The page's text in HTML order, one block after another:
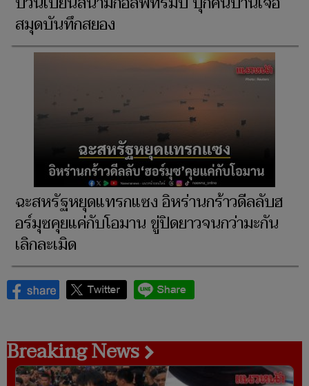
สมุดบันทึกสยอง
ฉะสหรัฐหยุดแทรกแซง อิหร่านกร้าวดีลลับฮ
อร์มุซคุยแค่กับโอมาน ขู่ปิดยาวจนกว่ามะกัน
เลิกละเมิด
Breaking News